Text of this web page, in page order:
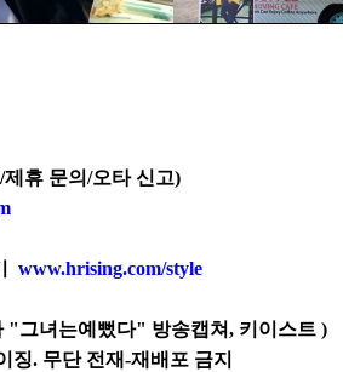
휴 문의/오타 신고)
www.hrising.com/style
"그녀는예뻤다" 방송캡쳐, 키이스트 )
. 무단 전재-재배포 금지